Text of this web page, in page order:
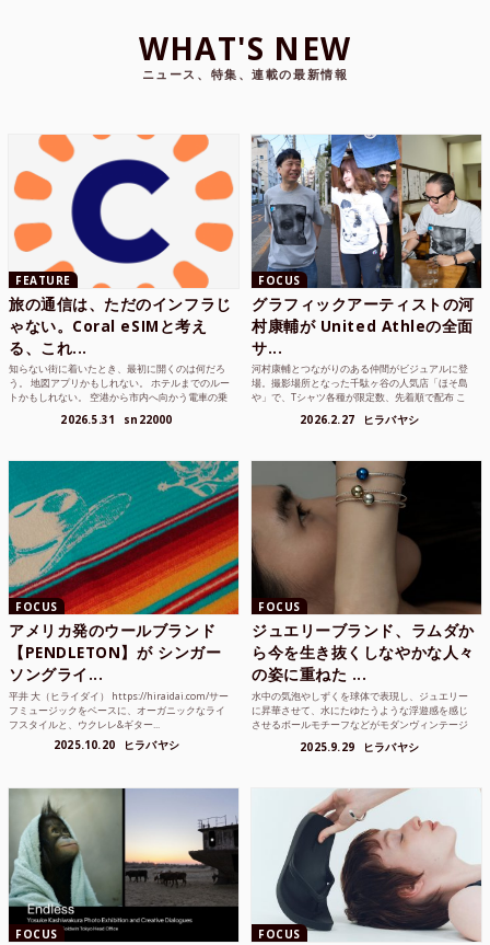
WHAT'S NEW
ニュース、特集、連載の最新情報
FEATURE
旅の通信は、ただのインフラじ
ゃない。Coral eSIMと考え
る、これ...
知らない街に着いたとき、最初に開くのは何だろ
う。 地図アプリかもしれない。 ホテルまでのルー
トかもしれない。 空港から市内へ向かう電車の乗
2026.5.31 sn22000
FOCUS
グラフィックアーティストの河
村康輔が United Athleの全面
サ...
河村康輔とつながりのある仲間がビジュアルに登
場。撮影場所となった千駄ヶ谷の人気店「ほそ島
や」で、Tシャツ各種が限定数、先着順で配布 こ
2026.2.27 ヒラバヤシ
FOCUS
アメリカ発のウールブランド
【PENDLETON】が シンガー
ソングライ...
平井 大（ヒライダイ） https://hiraidai.com/サー
フミュージックをベースに、オーガニックなライ
フスタイルと、ウクレレ&ギター...
2025.10.20 ヒラバヤシ
FOCUS
ジュエリーブランド、ラムダか
ら今を生き抜くしなやかな人々
の姿に重ねた ...
水中の気泡やしずくを球体で表現し、ジュエリー
に昇華させて、水にたゆたうような浮遊感を感じ
させるボールモチーフなどがモダンヴィンテージ
2025.9.29 ヒラバヤシ
FOCUS FOCUS